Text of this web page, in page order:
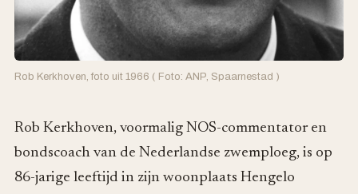
Rob Kerkhoven, foto uit 1966 ( Foto: ANP, Spaarnestad )
Rob Kerkhoven, voormalig NOS-commentator en
bondscoach van de Nederlandse zwemploeg, is op
86-jarige leeftijd in zijn woonplaats Hengelo